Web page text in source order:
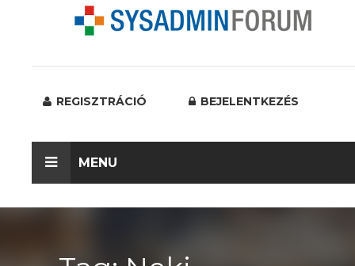
REGISZTRÁCIÓ BEJELENTKEZÉS
MENU